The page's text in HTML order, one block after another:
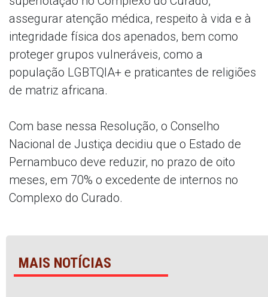
assegurar atenção médica, respeito à vida e à
integridade física dos apenados, bem como
proteger grupos vulneráveis, como a
população LGBTQIA+ e praticantes de religiões
de matriz africana.
Com base nessa Resolução, o Conselho
Nacional de Justiça decidiu que o Estado de
Pernambuco deve reduzir, no prazo de oito
meses, em 70% o excedente de internos no
Complexo do Curado.
MAIS NOTÍCIAS